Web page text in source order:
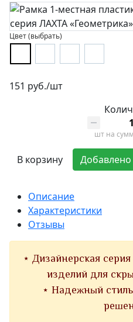
Цвет (выбрать)
151 руб./шт
шт на
В корзину Добавлено
Описание
Характеристики
Отзывы
⋆ Дизайнерская
изделий для
⋆ Надежный